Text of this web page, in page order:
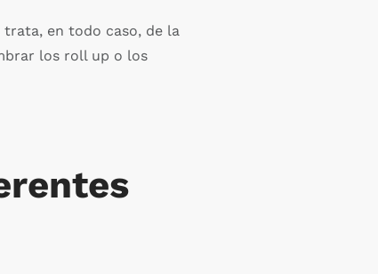
en todo caso, de la
los roll up o los